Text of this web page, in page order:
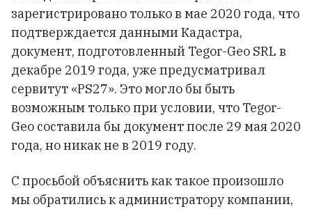
зарегистрировано только в мае 2020 года, что
подтверждается данными Кадастра,
документ, подготовленный Tegor-Geo SRL в
декабре 2019 года, уже предусматривал
сервитут «PS27». Это могло бы быть
возможным только при условии, что Tegor-
Geo составила бы документ после 29 мая 2020
года, но никак не в 2019 году.
С просьбой объяснить как такое произошло
мы обратились к администратору компании,